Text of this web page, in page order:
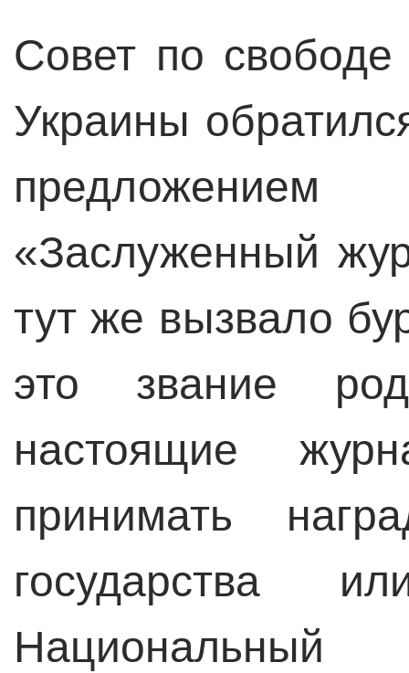
Совет по
Украины
«Заслуженный
тут же вызвало
это звание
настоящие
принимать
государства
Национальный